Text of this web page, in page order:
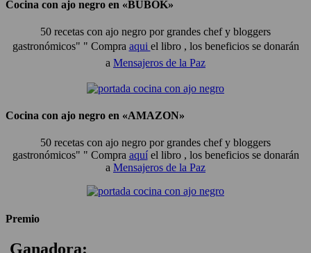
Cocina con ajo negro en «BUBOK»
50 recetas con ajo negro por grandes chef y bloggers
gastronómicos" " Compra aqui el libro , los beneficios se donarán
a Mensajeros de la Paz
Cocina con ajo negro en «AMAZON»
50 recetas con ajo negro por grandes chef y bloggers
gastronómicos" " Compra aquíel libro , los beneficios se donarán
a Mensajeros de la Paz
Premio
Ganadora: